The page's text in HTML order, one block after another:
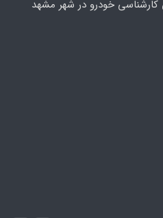
خودرو در شهر مشهد